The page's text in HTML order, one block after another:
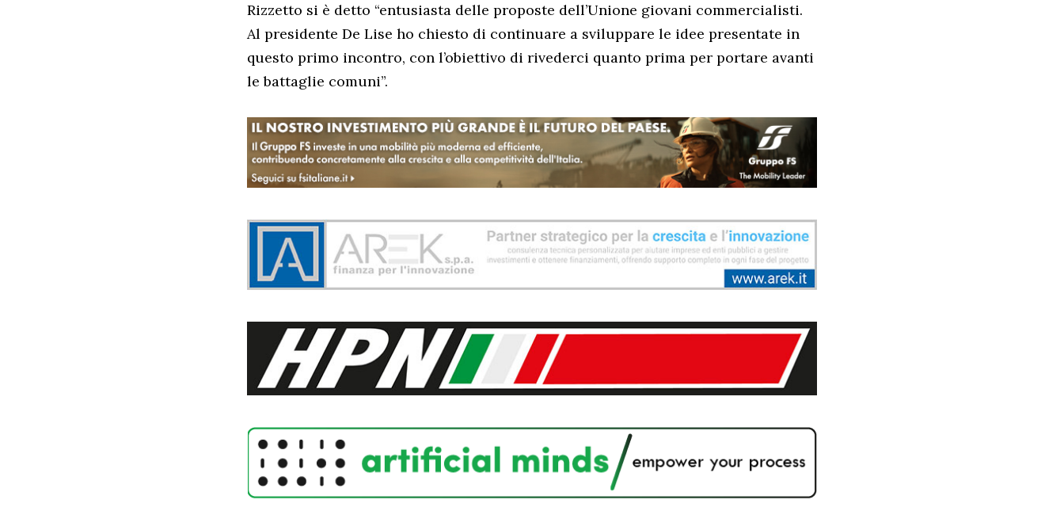
Rizzetto si è detto “entusiasta delle proposte dell’Unione giovani commercialisti.
Al presidente De Lise ho chiesto di continuare a sviluppare le idee presentate in
questo primo incontro, con l’obiettivo di rivederci quanto prima per portare avanti
le battaglie comuni”.